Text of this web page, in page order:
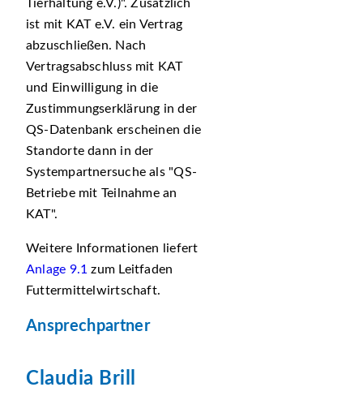
Tierhaltung e.V.) . Zusätzlich
ist mit KAT e.V. ein Vertrag
abzuschließen. Nach
Vertragsabschluss mit KAT
und Einwilligung in die
Zustimmungserklärung in der
QS-Datenbank erscheinen die
Standorte dann in der
Systempartnersuche als
QS-
Betriebe mit Teilnahme an
KAT .
Weitere Informationen liefert
Anlage 9.1 zum Leitfaden
Futtermittelwirtschaft.
Ansprechpartner
Claudia Brill